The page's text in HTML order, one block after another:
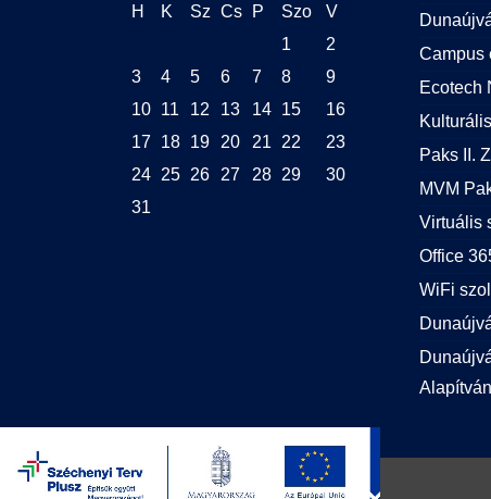
H K Sz Cs P Szo
V
1
2
3
4 5 6 7 8
9
10 11 12 13 14 15
16
17 18 19 20 21 22
23
24 25 26 27 28 29
30
31
Campus
Ecotech
Paks II.
MVM
Virtuális
Office
WiFi